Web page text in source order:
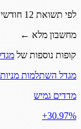
לפי תשואת 12 חודשים אחרונים
מחשבון מלא ←
קופות נוספות של
מגדל השתלמות
מדדים גמיש
‎+30.97%